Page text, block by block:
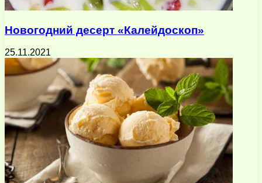
Новогодний десерт «Калейдоскоп»
25.11.2021